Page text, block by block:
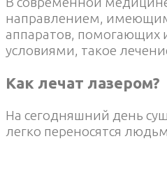
направлением, имеющим
аппаратов, помогающих
условиями, такое
Как лечат лазером?
На сегодняшний день
легко переносятся